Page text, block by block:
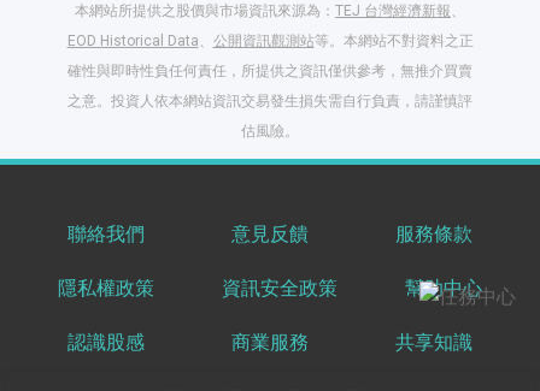
本網站所提供之股價與市場資訊來源為： TEJ 台灣經濟新報
EOD Historical Data
公開資訊觀測站等。本網站不對資料之正
確性與即時性負任何責任，所提供之資訊僅供參考，無推介買賣
之意。投資人依本網站資訊交易發生損失需自行負責，請謹慎評
估風險。
聯絡我們 意見反饋 服務條款
隱私權政策 資訊安全政策 幫助中心
認識股感 商業服務 共享知識
出國就缺這咖？股